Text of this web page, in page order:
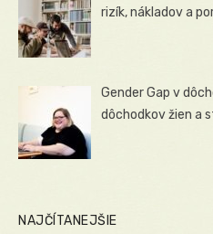
rizík, nákladov a
Gender Gap v
dôchodkov žien a
NAJČÍTANEJŠIE